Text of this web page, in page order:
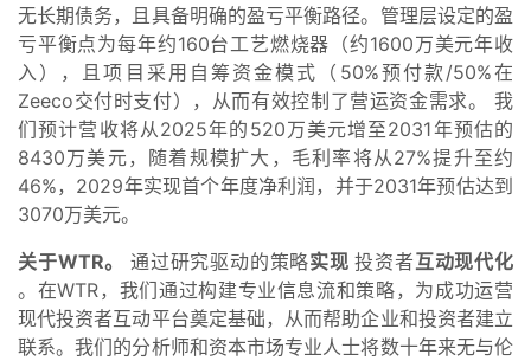
无长期债务，且具备明确的盈亏平衡路径。管理层设定的盈
亏平衡点为每年约160台工艺燃烧器（约1600万美元年收
入），且项目采用自筹资金模式（50%预付款/50%在
Zeeco交付时支付），从而有效控制了营运资金需求。 我
们预计营收将从2025年的520万美元增至2031年预估的
8430万美元，随着规模扩大，毛利率将从27%提升至约
46%，2029年实现首个年度净利润，并于2031年预估达到
3070万美元。
关于WTR。 通过研究驱动的策略实现投资者互动现代化
。在WTR，我们通过构建专业信息流和策略，为成功运营
现代投资者互动平台奠定基础，从而帮助企业和投资者建立
联系。我们的分析师和资本市场专业人士将数十年来无与伦